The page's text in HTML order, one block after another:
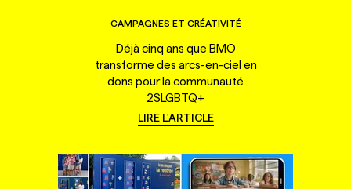
CAMPAGNES ET CRÉATIVITÉ
Déjà cinq ans que BMO
transforme des arcs-en-ciel en
dons pour la communauté
2SLGBTQ+
LIRE L'ARTICLE